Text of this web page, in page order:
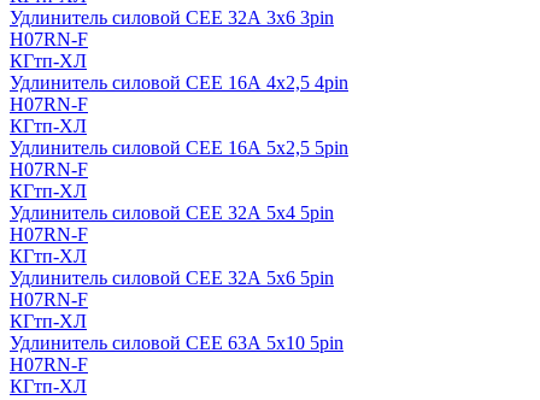
Удлинитель силовой CEE 32А 3х6 3pin
H07RN-F
КГтп-ХЛ
Удлинитель силовой CEE 16А 4х2,5 4pin
H07RN-F
КГтп-ХЛ
Удлинитель силовой CEE 16А 5x2,5 5pin
H07RN-F
КГтп-ХЛ
Удлинитель силовой CEE 32А 5x4 5pin
H07RN-F
КГтп-ХЛ
Удлинитель силовой CEE 32А 5x6 5pin
H07RN-F
КГтп-ХЛ
Удлинитель силовой CEE 63А 5x10 5pin
H07RN-F
КГтп-ХЛ